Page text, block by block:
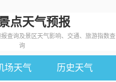
点天气预报
查询及景区天气影响、交通、旅游指数查
询
场天气 历史天气